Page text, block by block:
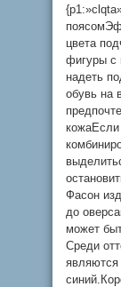
цвета
фигуры с
надеть
обувь на
кожаЕсли
Фасон
до
может
Среди